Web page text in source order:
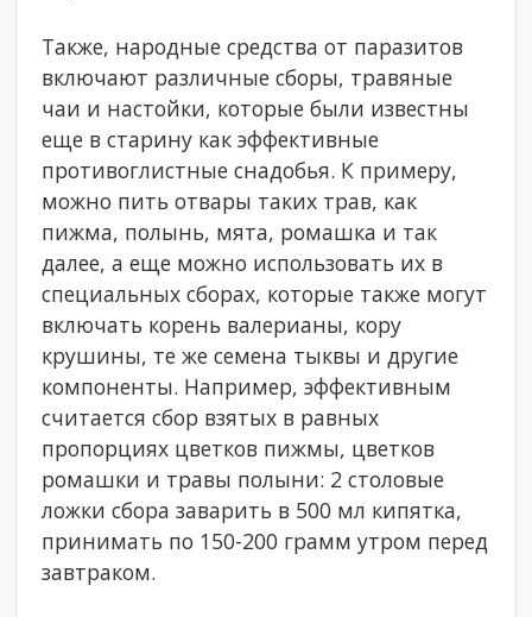
Также, народные средства от паразитов
включают различные сборы, травяные
чаи и настойки, которые были известны
еще в старину как эффективные
противоглистные снадобья. К примеру,
можно пить отвары таких трав, как
пижма, полынь, мята, ромашка и так
далее, а еще можно использовать их в
специальных сборах, которые также могут
включать корень валерианы, кору
крушины, те же семена тыквы и другие
компоненты. Например, эффективным
считается сбор взятых в равных
пропорциях цветков пижмы, цветков
ромашки и травы полыни: 2 столовые
ложки сбора заварить в 500 мл кипятка,
принимать по 150-200 грамм утром перед
завтраком.